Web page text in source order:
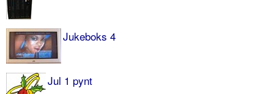
Jukeboks 4
Jul 1 pynt